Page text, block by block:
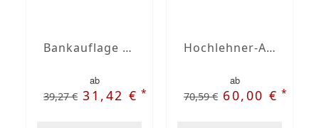
Bankauflage nach Maß mit Stegsaum
ab
39,27 € 31,42 €*
Hochlehner-Auflagen mit Stegsaum nach Maß
ab
70,59 € 60,00 €*